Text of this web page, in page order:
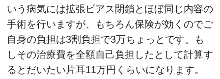
いう病気には拡張ピアス閉鎖とほぼ同じ内容の
手術を行いますが、もちろん保険が効くのでご
自身の負担は3割負担で3万ちょっとです。も
しその治療費を全額自己負担したとして計算す
るとだいたい片耳11万円くらいになります。